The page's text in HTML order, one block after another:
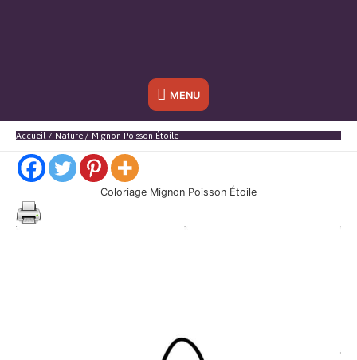
Sous
l'en-
MENU
Accueil Nature Mignon Poisson Étoile
Coloriage Mignon Poisson Étoile